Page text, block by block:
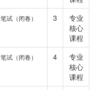
笔试（闭卷） 3
专业
核心
课程
笔试（闭卷） 4
专业
核心
课程